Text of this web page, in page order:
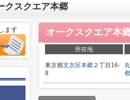
クスクエア本郷
オークスクエア本
所在地
東京都文京区本郷 ２丁目16-
9
ます